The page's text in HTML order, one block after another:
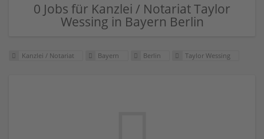
0 Jobs für Kanzlei / Notariat Taylor
Wessing in Bayern Berlin
Kanzlei / Notariat Bayern Berlin Taylor Wessing